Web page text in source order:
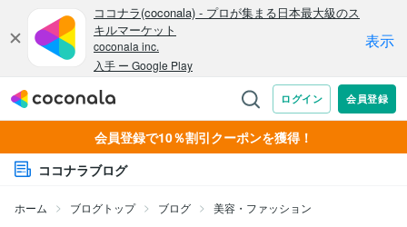
会員登録で10％割引クーポンを獲得！
ココナラブログ
ホーム ブログトップ ブログ 美容・ファッション